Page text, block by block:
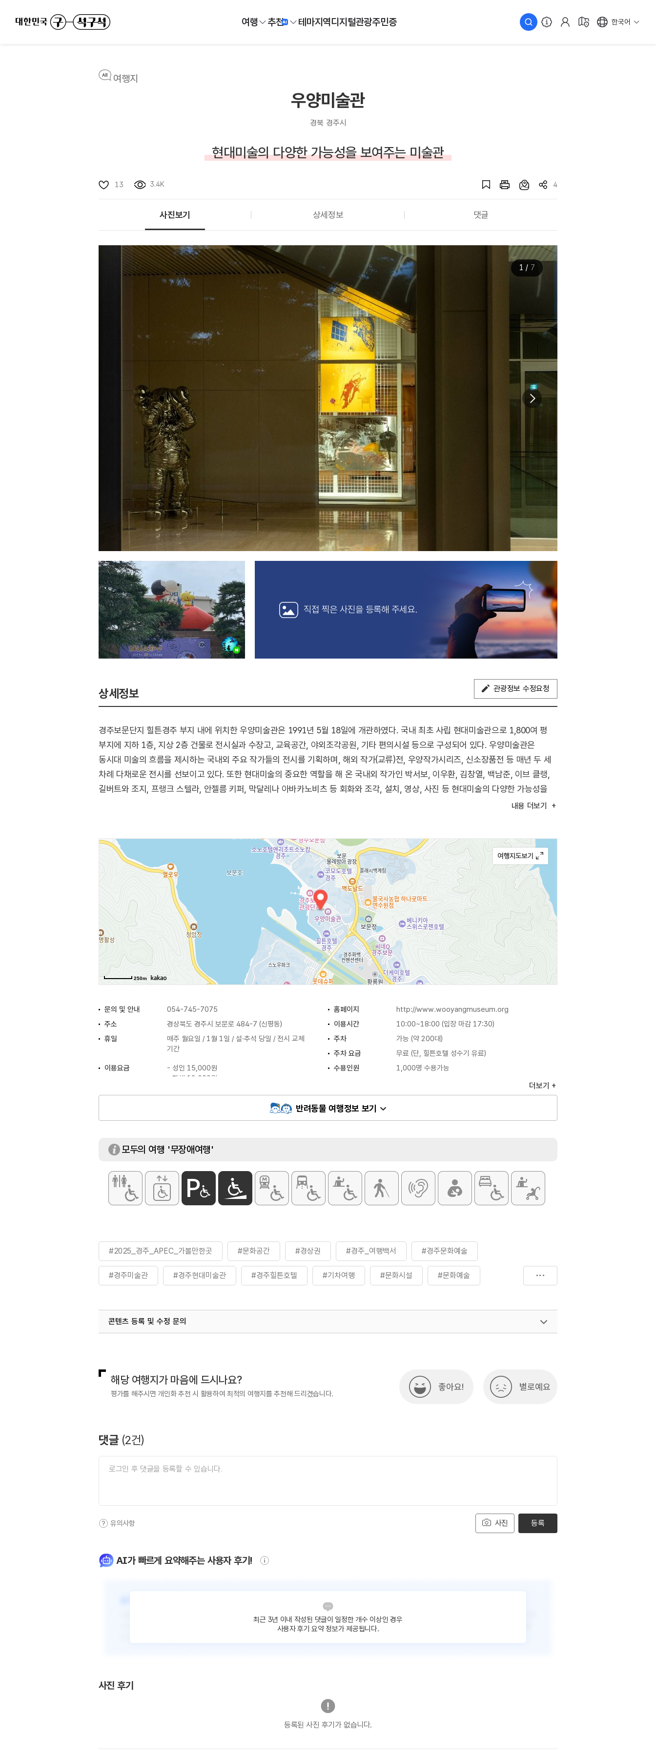
여행 추천 테마지역디지털관광주민증 한국어
여행지
우양미술관
경북 경주시
현대미술의 다양한 가능성을 보여주는 미술관
13 3.4K 4
사진보기 상세정보 댓글
1 / 7
직접 찍은 사진을등록해 주세요.
상세정보 관광정보 수정요청
경주보문단지 힐튼경주 부지 내에 위치한 우양미술관은 1991년 5월 18일에 개관하였다. 국내 최초 사립 현대미술관으로 1,800여 평
부지에 지하 1층, 지상 2층 건물로 전시실과 수장고, 교육공간, 야외조각공원, 기타 편의시설 등으로 구성되어 있다. 우양미술관은
동시대 미술의 흐름을 제시하는 국내외 주요 작가들의 전시를 기획하며, 해외 작가(교류)전, 우양작가시리즈, 신소장품전 등 매년 두 세
차례 다채로운 전시를 선보이고 있다. 또한 현대미술의 중요한 역할을 해 온 국내외 작가인 박서보, 이우환, 김창열, 백남준, 이브 클랭,
길버트와 조지, 프랭크 스텔라, 안젤름 키퍼, 막달레나 아바카노비츠 등 회화와 조각, 설치, 영상, 사진 등 현대미술의 다양한 가능성을
보여주는 작품들을 폭넓게 소장해 왔다. 앞으로도 경주의 자랑스러운 문화유산과 눈부신 자연 속에 휴식과 현대미술이 하나의 풍경을
내용 더보기
250m
문의 및 안내 054-745-7075 홈페이지
http://www.wooyangmuseum.org
주소
경상북도 경주시 보문로 484-7 (신평동) 이용시간
10:00~18:00 (입장 마감 17:30)
휴일
매주 월요일 / 1월 1일 / 설·추석 당일 / 전시 교체
기간
주차
가능 (약 200대)
주차 요금
무료 (단, 힐튼호텔 성수기 유료)
이용요금
- 성인 15,000원
- 학생 12,000원
수용인원
1,000명 수용가능
부지면적 9,974㎡ / 건축연면적 5,836.3㎡ /
전시면적 3실 2,356㎡ / 야외전시장 5,240㎡
더보기
반려동물 여행정보 보기
모두의 여행 '무장애여행'
#2025_경주_APEC_가볼만한곳 #​문화공간 #경상권 #경주_여행백서 #경주문화예술
#경주미술관 #경주현대미술관 #경주힐튼호텔 #기차여행 #문화시설 #문화예술
콘텐츠 등록 및 수정 문의
해당 여행지가 마음에 드시나요?
평가를 해주시면 개인화 추천 시 활용하여 최적의 여행지를 추천해 드리겠습니다.
좋아요! 별로예요
댓글 (2건)
사진
유의사항 등록
AI가 빠르게 요약해주는 사용자 후기!
최근 3년 이내 작성된 댓글이 일정한 개수 이상인 경우
사용자 후기 요약 정보가 제공됩니다.
사진 후기
등록된 사진 후기가 없습니다.